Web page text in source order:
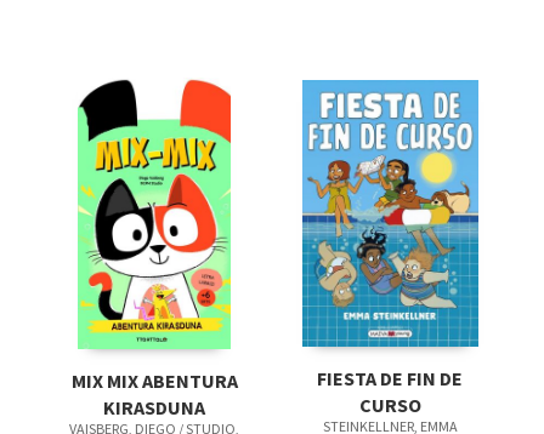
MIX MIX ABENTURA
KIRASDUNA
VAISBERG, DIEGO / STUDIO,
FIESTA DE FIN DE
CURSO
STEINKELLNER, EMMA